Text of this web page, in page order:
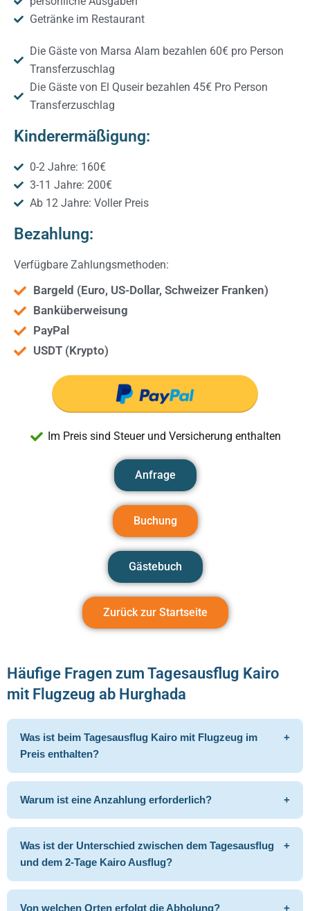
Getränke im Restaurant
Die Gäste von Marsa Alam bezahlen 60€ pro Person
Transferzuschlag
Die Gäste von El Quseir bezahlen 45€ Pro Person
Transferzuschlag
Kinderermäßigung:
0-2 Jahre: 160€
3-11 Jahre: 200€
Ab 12 Jahre: Voller Preis
Bezahlung:
Verfügbare Zahlungsmethoden:
Bargeld (Euro, US-Dollar, Schweizer Franken)
Banküberweisung
PayPal
USDT (Krypto)
Im Preis sind Steuer und Versicherung enthalten
Anfrage
Buchung
Gästebuch
Zurück zur Startseite
Häufige Fragen zum Tagesausflug Kairo
mit Flugzeug ab Hurghada
Was ist beim Tagesausflug Kairo mit Flugzeug im
Preis enthalten?
+
Warum ist eine Anzahlung erforderlich? +
Was ist der Unterschied zwischen dem Tagesausflug
und dem 2-Tage Kairo Ausflug?
+
Von welchen Orten erfolgt die Abholung? +